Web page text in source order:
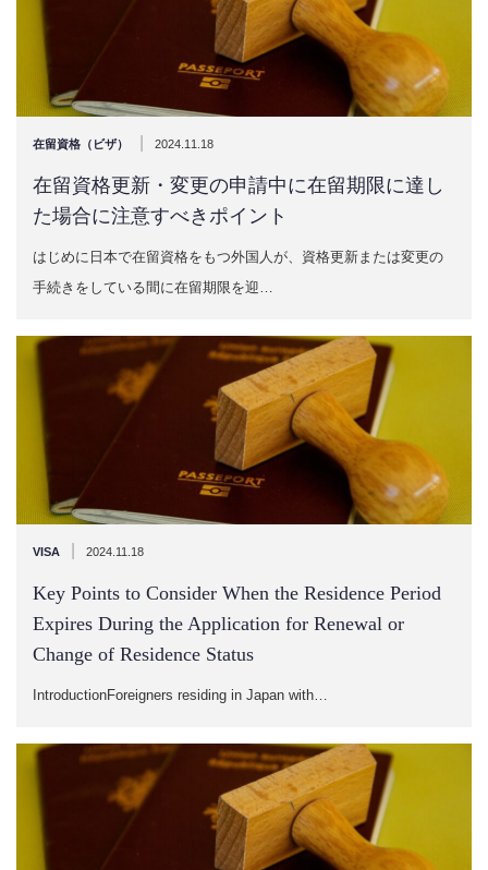
在留資格（ビザ） 2024.11.18
在留資格更新・変更の申請中に在留期限に達し
た場合に注意すべきポイント
はじめに日本で在留資格をもつ外国人が、資格更新または変更の
手続きをしている間に在留期限を迎…
VISA 2024.11.18
Key Points to Consider When the Residence Period
Expires During the Application for Renewal or
Change of Residence Status
IntroductionForeigners residing in Japan with…